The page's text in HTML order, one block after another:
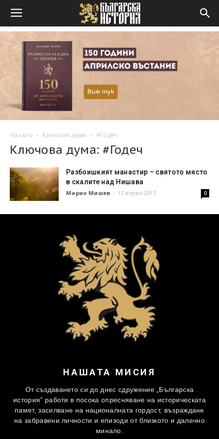
Начало Ключови думи #Годеч
Ключова дума: #Годеч
Разбоишкият манастир – святото място
в скалите над Нишава
Марио Мишев - 17 април 2017 0
НАШАТА МИСИЯ
От създаването си до днес сдружение „Българска
история” работи в посока опресняване на историческата
памет, засилване на националната гордост, възраждане
на забравени личности и епизоди от близкото и далечно
минало.